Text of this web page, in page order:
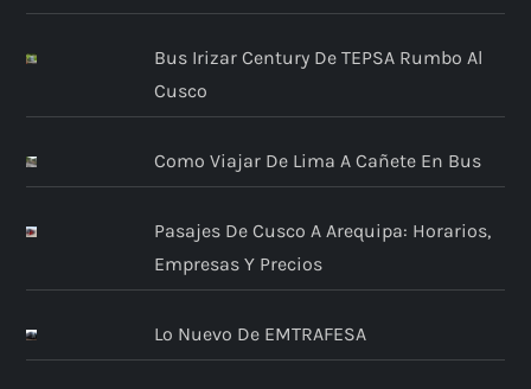
Bus Irizar Century De TEPSA Rumbo Al
Cusco
Como Viajar De Lima A Cañete En Bus
Pasajes De Cusco A Arequipa: Horarios,
Empresas Y Precios
Lo Nuevo De EMTRAFESA